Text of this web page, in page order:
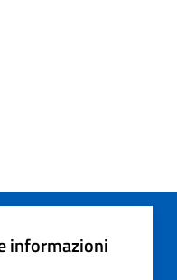
informazioni